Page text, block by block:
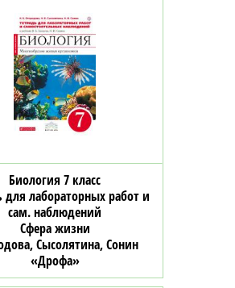
Биология 7 класс
для лабораторных работ и
сам. наблюдений
Сфера жизни
Сысолятина, Сонин
«Дрофа»